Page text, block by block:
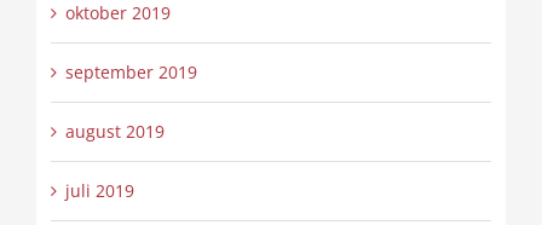
oktober 2019
september 2019
august 2019
juli 2019